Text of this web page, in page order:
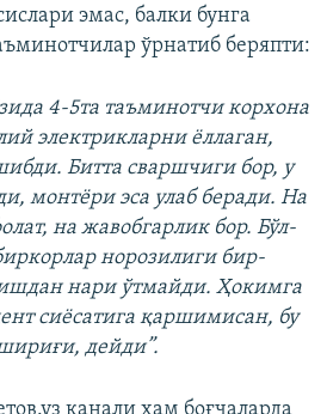
эмас, балки бунга
ўрнатиб беряпти:
4-5та таъминотчи корхона
электрикларни ёллаган,
Битта сваршчиги бор, у
монтёри эса улаб беради. На
на жавобгарлик бор. Бўл-
норозилиги бир-
нари ўтмайди. Ҳокимга
сиёсатига қаршимисан, бу
дейди”.